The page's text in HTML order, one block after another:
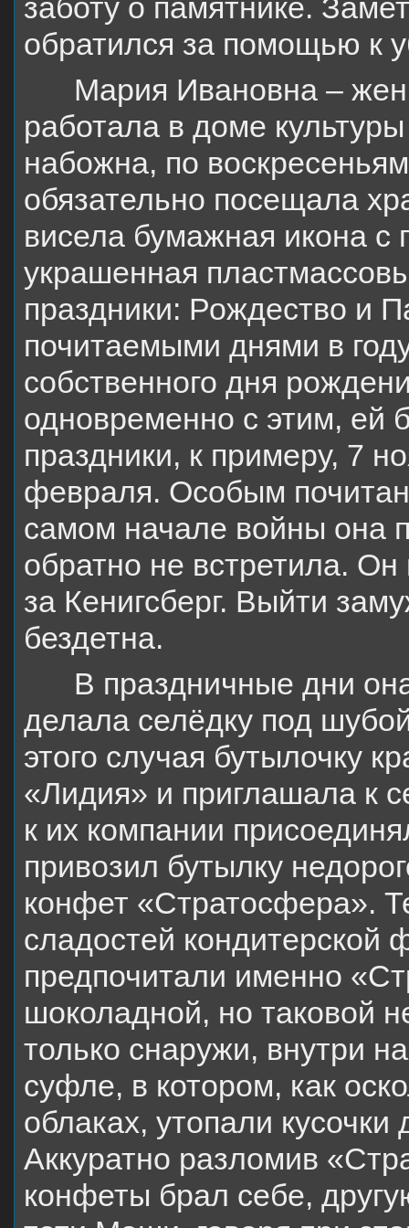
заботу о памятнике.
обратился за помощью к
Мария Ивановна –
работала в доме
набожна, по
обязательно посещала
висела бумажная икона с
украшенная
праздники: Рождество и
почитаемыми днями в
собственного дня
одновременно с этим, ей
праздники, к примеру, 7
февраля. Особым
самом начале войны она
обратно не встретила.
за Кенигсберг. Выйти
бездетна.
В праздничные дни
делала селёдку под
этого случая бутылочку
«Лидия» и приглашала к
к их компании
привозил бутылку
конфет «Стратосфера».
сладостей кондитерской
предпочитали именно
шоколадной, но таковой
только снаружи, внутри
суфле, в котором, как
облаках, утопали
Аккуратно разломив
конфеты брал себе,